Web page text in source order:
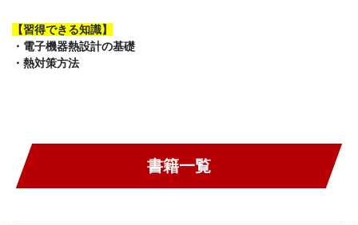
【習得できる知識】
・電子機器熱設計の基礎
・熱対策方法
書籍一覧